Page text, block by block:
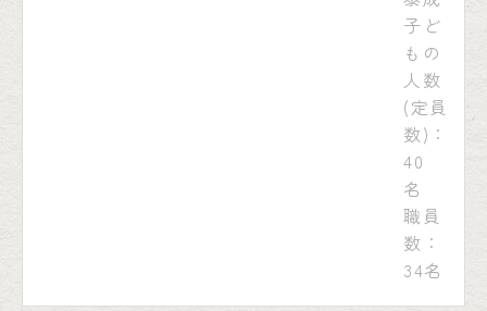
子ど
もの
人数
(定員
数)：
40
名
職員
数：
34名